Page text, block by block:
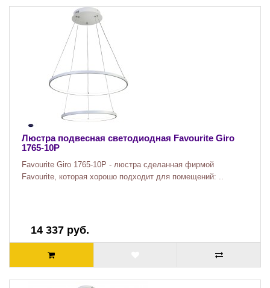
Люстра подвесная светодиодная Favourite Giro
1765-10P
Favourite Giro 1765-10P - люстра сделанная фирмой
Favourite, которая хорошо подходит для помещений: ..
14 337 руб.